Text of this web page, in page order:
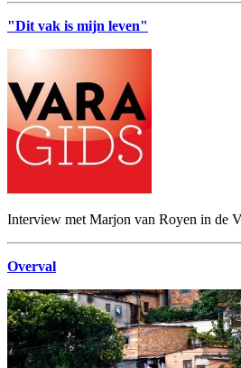
"Dit vak is mijn leven"
Interview met Marjon van Royen in de
Overval